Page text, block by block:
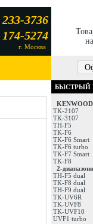
3736
5274
г. Москва
БЫСТРЫЙ
KENWOOD
TK-2107
TK-3107
TH-F5
TK-F6
TK-F6 Smart
TK-F6 turbo
TK-F7 Smart
TK-F8
2-
TH-F5 dual
TK-F8 dual
TH-F9 dual
TK-UV6R
TK-UVF8
TK-UVF10
UVF1 turbo